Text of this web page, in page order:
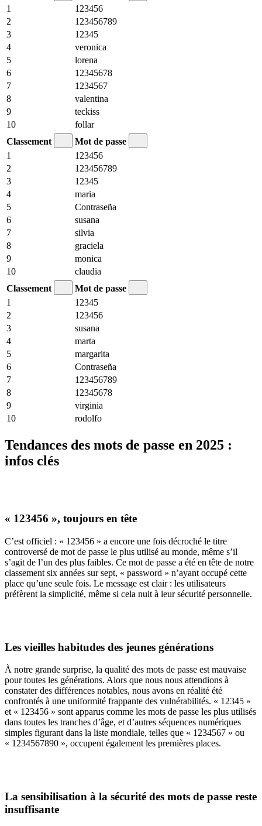
1
123456
2
123456789
3
12345
4
veronica
5
lorena
6
12345678
7
1234567
8
valentina
9
teckiss
10
follar
Classement
Mot de passe
1
123456
2
123456789
3
12345
4
maria
5
Contraseña
6
susana
7
silvia
8
graciela
9
monica
10
claudia
Classement
Mot de passe
1
12345
2
123456
3
susana
4
marta
5
margarita
6
Contraseña
7
123456789
8
12345678
9
virginia
10
rodolfo
Tendances des mots de passe en 2025 :
infos clés
« 123456 », toujours en tête
C’est officiel : « 123456 » a encore une fois décroché le titre
controversé de mot de passe le plus utilisé au monde, même s’il
s’agit de l’un des plus faibles. Ce mot de passe a été en tête de notre
classement six années sur sept, « password » n’ayant occupé cette
place qu’une seule fois. Le message est clair : les utilisateurs
préfèrent la simplicité, même si cela nuit à leur sécurité personnelle.
Les vieilles habitudes des jeunes générations
À notre grande surprise, la qualité des mots de passe est mauvaise
pour toutes les générations. Alors que nous nous attendions à
constater des différences notables, nous avons en réalité été
confrontés à une uniformité frappante des vulnérabilités. « 12345 »
et « 123456 » sont apparus comme les mots de passe les plus utilisés
dans toutes les tranches d’âge, et d’autres séquences numériques
simples figurant dans la liste mondiale, telles que « 1234567 » ou
« 1234567890 », occupent également les premières places.
La sensibilisation à la sécurité des mots de passe reste
insuffisante